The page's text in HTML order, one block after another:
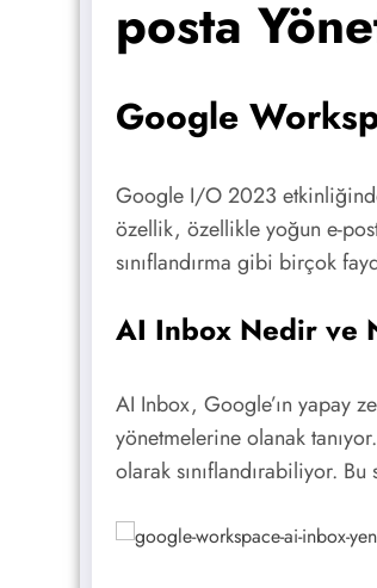
posta
Google
Google I/O 2023
özellik, özellikle yoğun e-
sınıflandırma gibi birçok
AI Inbox Nedir ve
AI Inbox, Google’ın yapay
yönetmelerine olanak
olarak sınıflandırabiliyor.